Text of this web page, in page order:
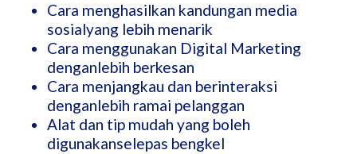
Cara menghasilkan kandungan media
sosialyang lebih menarik
Cara menggunakan Digital Marketing
denganlebih berkesan
Cara menjangkau dan berinteraksi
denganlebih ramai pelanggan
Alat dan tip mudah yang boleh
digunakanselepas bengkel